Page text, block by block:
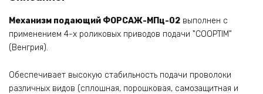
Механизм подающий ФОРСАЖ-МПц-02 выполнен с
применением 4-х роликовых приводов подачи "COOPTIM"
(Венгрия).
Обеспечивает высокую стабильность подачи проволоки
различных видов (сплошная, порошковая, самозащитная и